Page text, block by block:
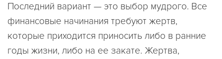
Последний вариант — это выбор мудрого. Все
финансовые начинания требуют жертв,
которые приходится приносить либо в ранние
годы жизни, либо на ее закате. Жертва,